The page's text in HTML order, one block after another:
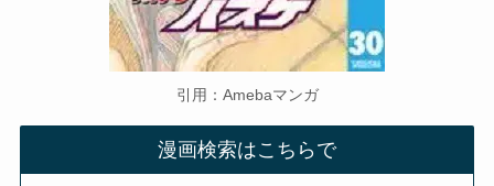
引用：Amebaマンガ
漫画検索はこちらで